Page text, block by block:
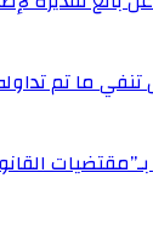
تنفي ما تم